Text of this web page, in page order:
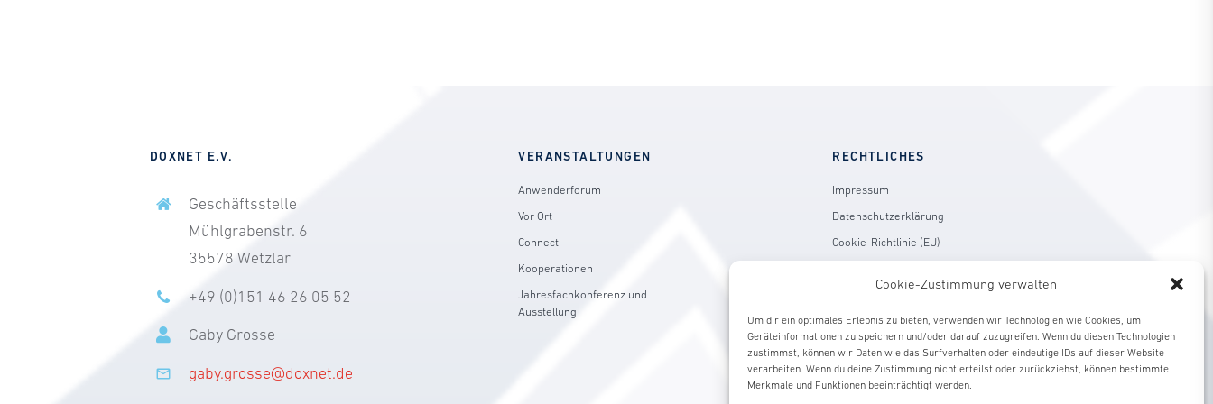
Cookie-Zustimmung verwalten
Um dir ein optimales Erlebnis zu bieten, verwenden wir Technologien wie Cookies, um
Geräteinformationen zu speichern und/oder darauf zuzugreifen. Wenn du diesen Technologien
zustimmst, können wir Daten wie das Surfverhalten oder eindeutige IDs auf dieser Website
verarbeiten. Wenn du deine Zustimmung nicht erteilst oder zurückziehst, können bestimmte
Merkmale und Funktionen beeinträchtigt werden.
DOXNET E.V.
Geschäftsstelle
Mühlgrabenstr. 6
35578 Wetzlar
+49 (0)151 46 26 05 52
Gaby Grosse
gaby.grosse@doxnet.de
VERANSTALTUNGEN
Anwenderforum
Vor Ort
Connect
Kooperationen
Jahresfachkonferenz und
Ausstellung
RECHTLICHES
Impressum
Datenschutzerklärung
Cookie-Richtlinie (EU)